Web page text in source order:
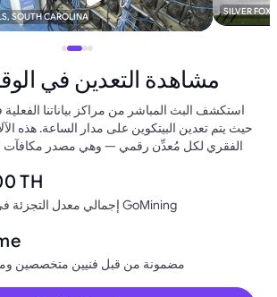
SOUTH CAROLINA SILVER FOX
مشاهدة التعدين في
استكشف البث المباشر من مراكز بياناتنا الفعلية
حيث يتم تعدين البيتكوين على مدار الساعة. هذه
الفقري لكل مُعدِّن رقمي — وهي مصدر مكافآت
TH
إجمالي معدل التجزئة في مراكز بيانات GoMining
مضمونة من قبل فنيين متخصصين